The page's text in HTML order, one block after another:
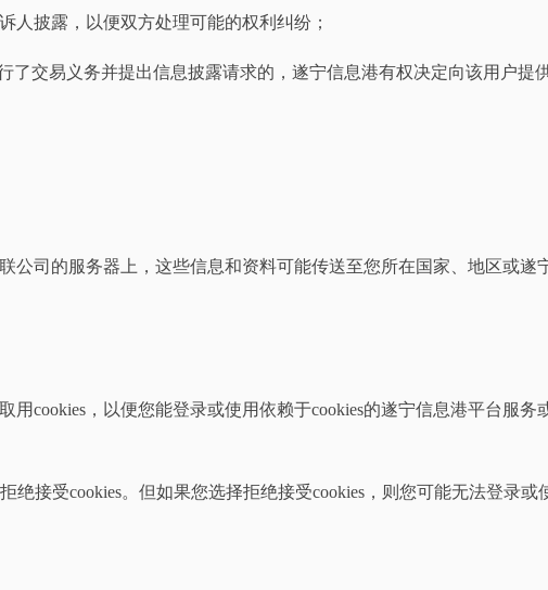
人披露，以便双方处理可能的权利纠纷；
交易义务并提出信息披露请求的，遂宁信息港有权决定向该用户提
司的服务器上，这些信息和资料可能传送至您所在国家、地区或遂
cookies，以便您能登录或使用依赖于cookies的遂宁信息港平台服务
接受cookies。但如果您选择拒绝接受cookies，则您可能无法登录或